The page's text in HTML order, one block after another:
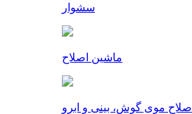
سشوار
ماشین اصلاح
اصلاح موی گوش، بینی و ابرو